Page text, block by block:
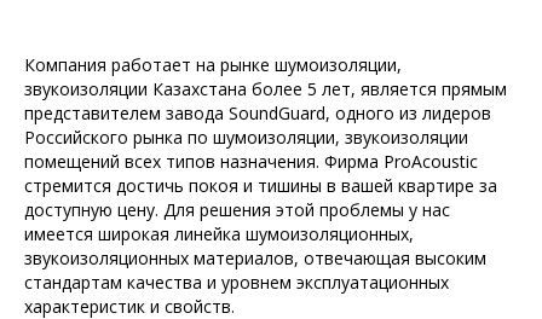
Компания работает на рынке шумоизоляции,
звукоизоляции Казахстана более 5 лет, является прямым
представителем завода SoundGuard, одного из лидеров
Российского рынка по шумоизоляции, звукоизоляции
помещений всех типов назначения. Фирма ProAcoustic
стремится достичь покоя и тишины в вашей квартире за
доступную цену. Для решения этой проблемы у нас
имеется широкая линейка шумоизоляционных,
звукоизоляционных материалов, отвечающая высоким
стандартам качества и уровнем эксплуатационных
характеристик и свойств.